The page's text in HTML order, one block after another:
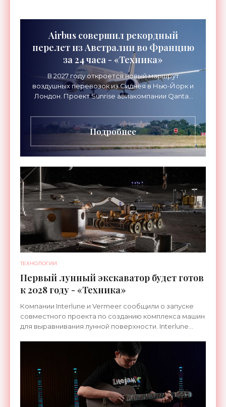
Airbus совершил рекордный
перелет из Австралии во Францию
за 24 часа - «Техника»
В 2027 году откроется новый маршрут
воздушных перевозок из Сиднея в Нью-Йорк и
Лондон. Проект Sunrise авиакомпании Qantas
длительностью до 24
Подробнее
ТЕХНОЛОГИИ
Первый лунный экскаватор будет готов
к 2028 году - «Техника»
Компании Interlune и Vermeer сообщили о запуске
совместного проекта по созданию комплекса машин
для выравнивания лунной поверхности. Interlune